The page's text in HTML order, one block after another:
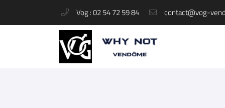
Vog : 02 54 72 59 84
37 rue du Change
41100 Vendôme
02 54 72 59 84